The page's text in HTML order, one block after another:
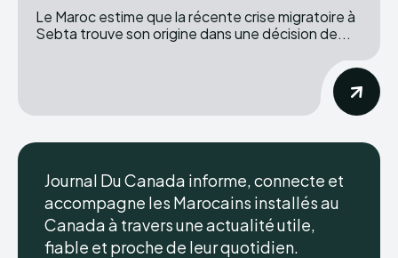
Le Maroc estime que la récente crise migratoire à
Sebta trouve son origine dans une décision de...
Journal Du Canada informe, connecte et
accompagne les Marocains installés au
Canada à travers une actualité utile,
fiable et proche de leur quotidien.